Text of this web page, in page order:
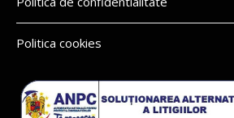
Politica cookies